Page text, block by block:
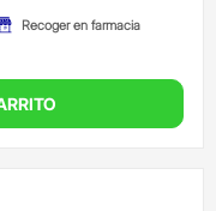
Recoger en farmacia